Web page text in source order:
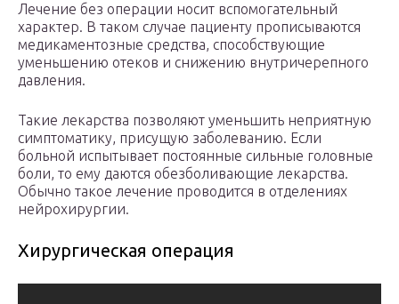
Лечение без операции носит вспомогательный
характер. В таком случае пациенту прописываются
медикаментозные средства, способствующие
уменьшению отеков и снижению внутричерепного
давления.
Такие лекарства позволяют уменьшить неприятную
симптоматику, присущую заболеванию. Если
больной испытывает постоянные сильные головные
боли, то ему даются обезболивающие лекарства.
Обычно такое лечение проводится в отделениях
нейрохирургии.
Хирургическая операция